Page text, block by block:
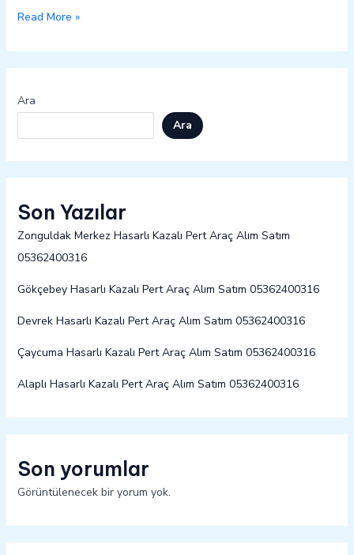
Read More »
Ara
Ara
Son Yazılar
Zonguldak Merkez Hasarlı Kazalı Pert Araç Alım Satım
05362400316
Gökçebey Hasarlı Kazalı Pert Araç Alım Satım 05362400316
Devrek Hasarlı Kazalı Pert Araç Alım Satım 05362400316
Çaycuma Hasarlı Kazalı Pert Araç Alım Satım 05362400316
Alaplı Hasarlı Kazalı Pert Araç Alım Satım 05362400316
Son yorumlar
Görüntülenecek bir yorum yok.